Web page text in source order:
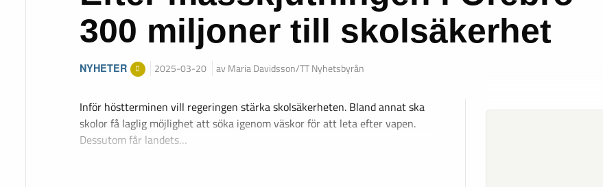
300 miljoner till skolsäkerhet
NYHETER 2025-03-20 av Maria Davidsson/TT Nyhetsbyrån
Inför höstterminen vill regeringen stärka skolsäkerheten. Bland annat ska
skolor få laglig möjlighet att söka igenom väskor för att leta efter vapen.
Dessutom får landets…